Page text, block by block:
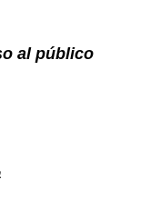
al público